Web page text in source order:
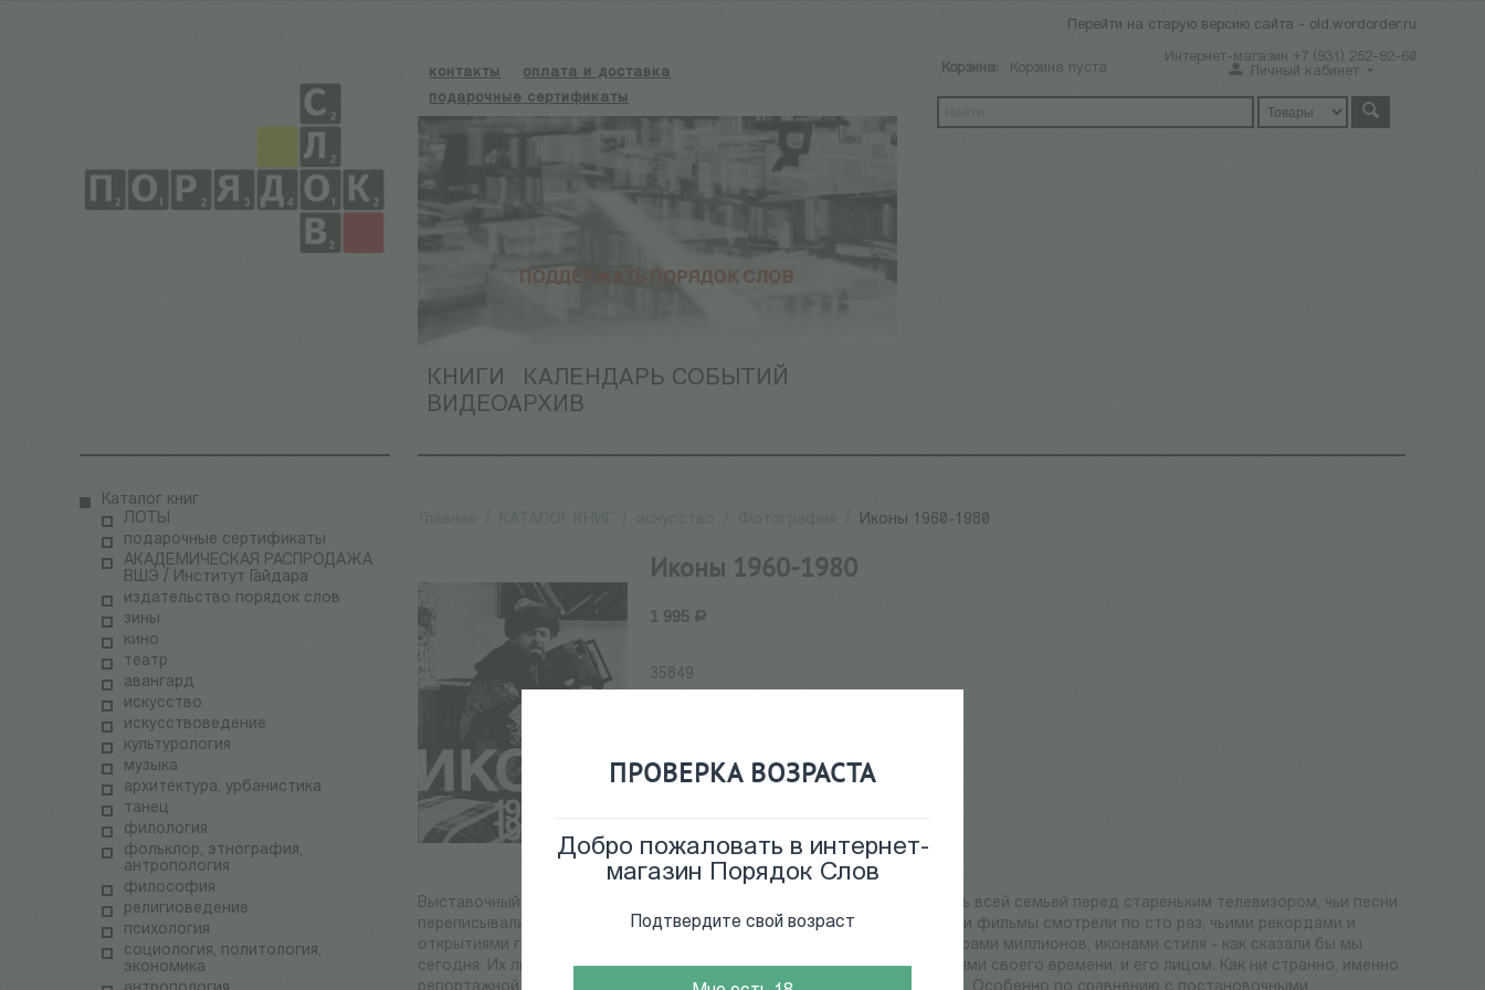
ПРОВЕРКА ВОЗРАСТА
Добро пожаловать в интернет-
магазин Порядок Слов
Подтвердите свой возраст
Перейти на старую версию сайта - old.wordorder.ru
Интернет-магазин +7 (931) 252-92-60
контакты
оплата и доставка
подарочные сертификаты
КНИГИ
КАЛЕНДАРЬ СОБЫТИЙ
ВИДЕОАРХИВ
Корзина: Корзина пуста Личный кабинет
Каталог книг
ЛОТЫ
подарочные сертификаты
АКАДЕМИЧЕСКАЯ РАСПРОДАЖА
ВШЭ / Институт Гайдара
издательство порядок слов
зины
кино
театр
авангард
искусство
искусствоведение
культурология
музыка
архитектура, урбанистика
танец
филология
фольклор, этнография,
антропология
философия
религиоведение
психология
социология, политология,
экономика
Иконы 1960-1980
Иконы 1960-1980
1 995 Р
35849
Выставочный проект "Иконы. 1960-1980" - о тех, ради кого усаживались всей семьей перед стареньким телевизором, чьи песни
переписывали на допотопных магнитофонах с большими бобинами, чьи фильмы смотрели по сто раз, чьими рекордами и
открытиями гордились. Многие из персонажей фотографий были кумирами миллионов, иконами стиля - как сказали бы мы
сегодня. Их любили, ими восхищались, им подражали. Они были и героями своего времени, и его лицом. Как ни странно, именно